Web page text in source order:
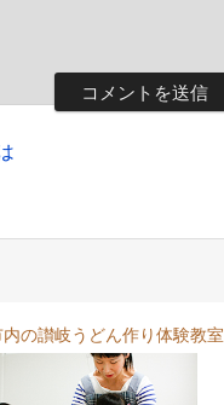
の讃岐うどん作り体験教室